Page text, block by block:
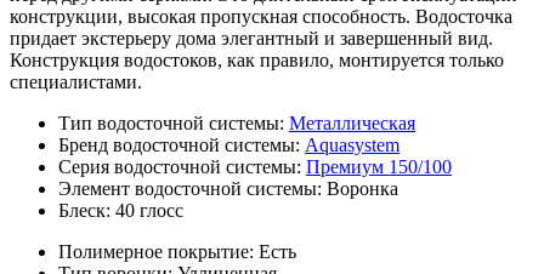
конструкции, высокая пропускная способность. Водосточка
придает экстерьеру дома элегантный и завершенный вид.
Конструкция водостоков, как правило, монтируется только
специалистами.
Тип водосточной системы: Металлическая
Бренд водосточной системы: Aquasystem
Серия водосточной системы: Премиум 150/100
Элемент водосточной системы: Воронка
Блеск: 40 глосс
Полимерное покрытие: Есть